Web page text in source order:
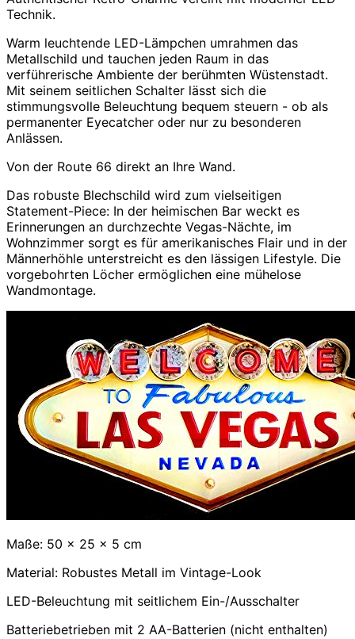
Technik.
Warm leuchtende LED-Lämpchen umrahmen das
Metallschild und tauchen jeden Raum in das
verführerische Ambiente der berühmten Wüstenstadt.
Mit seinem seitlichen Schalter lässt sich die
stimmungsvolle Beleuchtung bequem steuern - ob als
permanenter Eyecatcher oder nur zu besonderen
Anlässen.
Von der Route 66 direkt an Ihre Wand.
Das robuste Blechschild wird zum vielseitigen
Statement-Piece: In der heimischen Bar weckt es
Erinnerungen an durchzechte Vegas-Nächte, im
Wohnzimmer sorgt es für amerikanisches Flair und in der
Männerhöhle unterstreicht es den lässigen Lifestyle. Die
vorgebohrten Löcher ermöglichen eine mühelose
Wandmontage.
Maße: 50 x 25 x 5 cm
Material: Robustes Metall im Vintage-Look
LED-Beleuchtung mit seitlichem Ein-/Ausschalter
Batteriebetrieben mit 2 AA-Batterien (nicht enthalten)